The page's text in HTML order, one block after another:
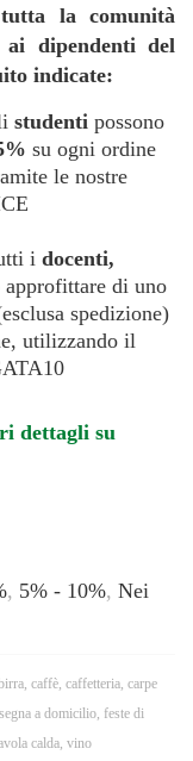
la comunità
dipendenti del
indicate:
studenti possono
su ogni ordine
le nostre
i docenti,
approfittare di uno
spedizione)
utilizzando il
dettagli su
, 5% - 10%, Nei
caffè caffetteria carpe
a domicilio feste di
calda vino